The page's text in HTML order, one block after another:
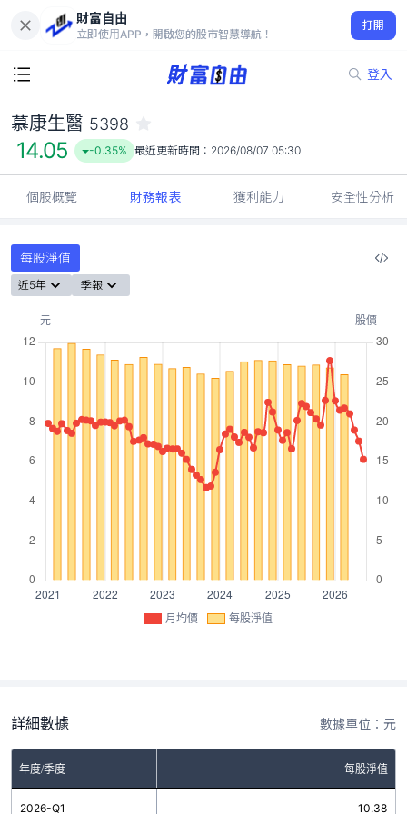
財富自由
立即使用APP，開啟您的股市智慧導航！
打開
登入
14.05
-0.35%
慕康生醫 5398
14.05 -0.35% 最近更新時間： 2026/08/07 05:30
個股概覽 財務報表 獲利能力 安全性分析
每股淨值
近5年 季報
月均價 每股淨值
詳細數據 數據單位：元
年度/季度 每股淨值
2026-Q1 10.38